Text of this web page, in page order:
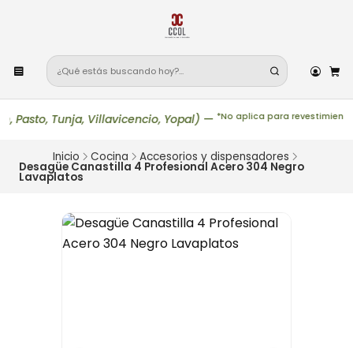
Pasto, Tunja, Villavicencio, Yopal)— *No aplica para revestimientos,
Inicio Cocina Accesorios y dispensadores
Desagüe Canastilla 4 Profesional Acero 304 Negro
Lavaplatos